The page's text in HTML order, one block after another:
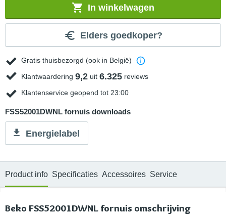
In winkelwagen
Elders goedkoper?
Gratis thuisbezorgd (ook in België)
Klantwaardering 9,2 uit 6.325 reviews
Klantenservice geopend tot 23:00
FSS52001DWNL fornuis downloads
Energielabel
Product info Specificaties Accessoires Service
Beko FSS52001DWNL fornuis omschrijving